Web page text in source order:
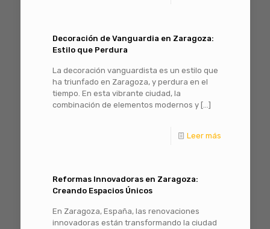
Decoración de Vanguardia en Zaragoza:
Estilo que Perdura
La decoración vanguardista es un estilo que
ha triunfado en Zaragoza, y perdura en el
tiempo. En esta vibrante ciudad, la
combinación de elementos modernos y[…]
Leer más
Reformas Innovadoras en Zaragoza:
Creando Espacios Únicos
En Zaragoza, España, las renovaciones
innovadoras están transformando la ciudad